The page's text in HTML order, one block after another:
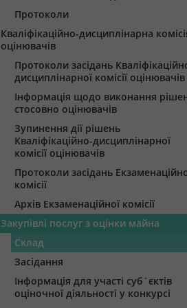
Протоколи
Кваліфікаційно-дисциплінарна
оцінювачів
Протоколи засідань
дисциплінарної комісії оцінювачів
Інформація щодо виконання
стосовно оцінювачів
Зупинення дії рішень
Кваліфікаційно-дисциплінарної
комісії оцінювачів
Протоколи засідань
комісії
Архів Екзаменаційної комісії
Закупівлі послуг з оцінки майна
Склад
Засідання
Інформація для участі суб`єктів
оціночної діяльності у конкурсі